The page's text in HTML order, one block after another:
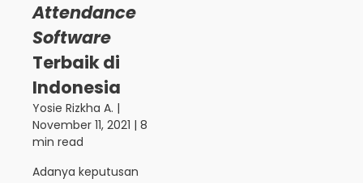
Attendance
Software
Terbaik di
Indonesia
Yosie Rizkha A. |
November 11, 2021 | 8
min read
Adanya keputusan